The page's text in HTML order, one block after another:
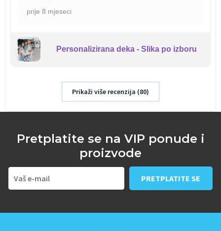
prije 8 mjeseci
Personalizirana deka - Slika po izboru
Prikaži više recenzija (80)
Pretplatite se na VIP ponude i
proizvode